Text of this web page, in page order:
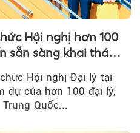
Hội nghị hơn 100
sẵn sàng khai thác
- Thâm Quyến
Hội nghị Đại lý tại
dự của hơn 100 đại lý,
Quốc...